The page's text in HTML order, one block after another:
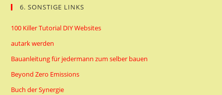
6. SONSTIGE LINKS
100 Killer Tutorial DIY Websites
autark werden
Bauanleitung für jedermann zum selber bauen
Beyond Zero Emissions
Buch der Synergie